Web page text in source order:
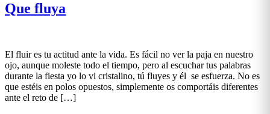
Que fluya
El fluir es tu actitud ante la vida. Es fácil no ver la paja en nuestro
ojo, aunque moleste todo el tiempo, pero al escuchar tus palabras
durante la fiesta yo lo vi cristalino, tú fluyes y él se esfuerza. No es
que estéis en polos opuestos, simplemente os comportáis diferentes
ante el reto de […]